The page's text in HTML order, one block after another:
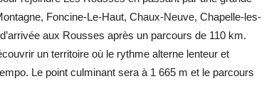
Foncine-Le-Haut, Chaux-Neuve, Chapelle-les-
aux Rousses après un parcours de 110 km.
un territoire où le rythme alterne lenteur et
Le point culminant sera à 1 665 m et le parcours